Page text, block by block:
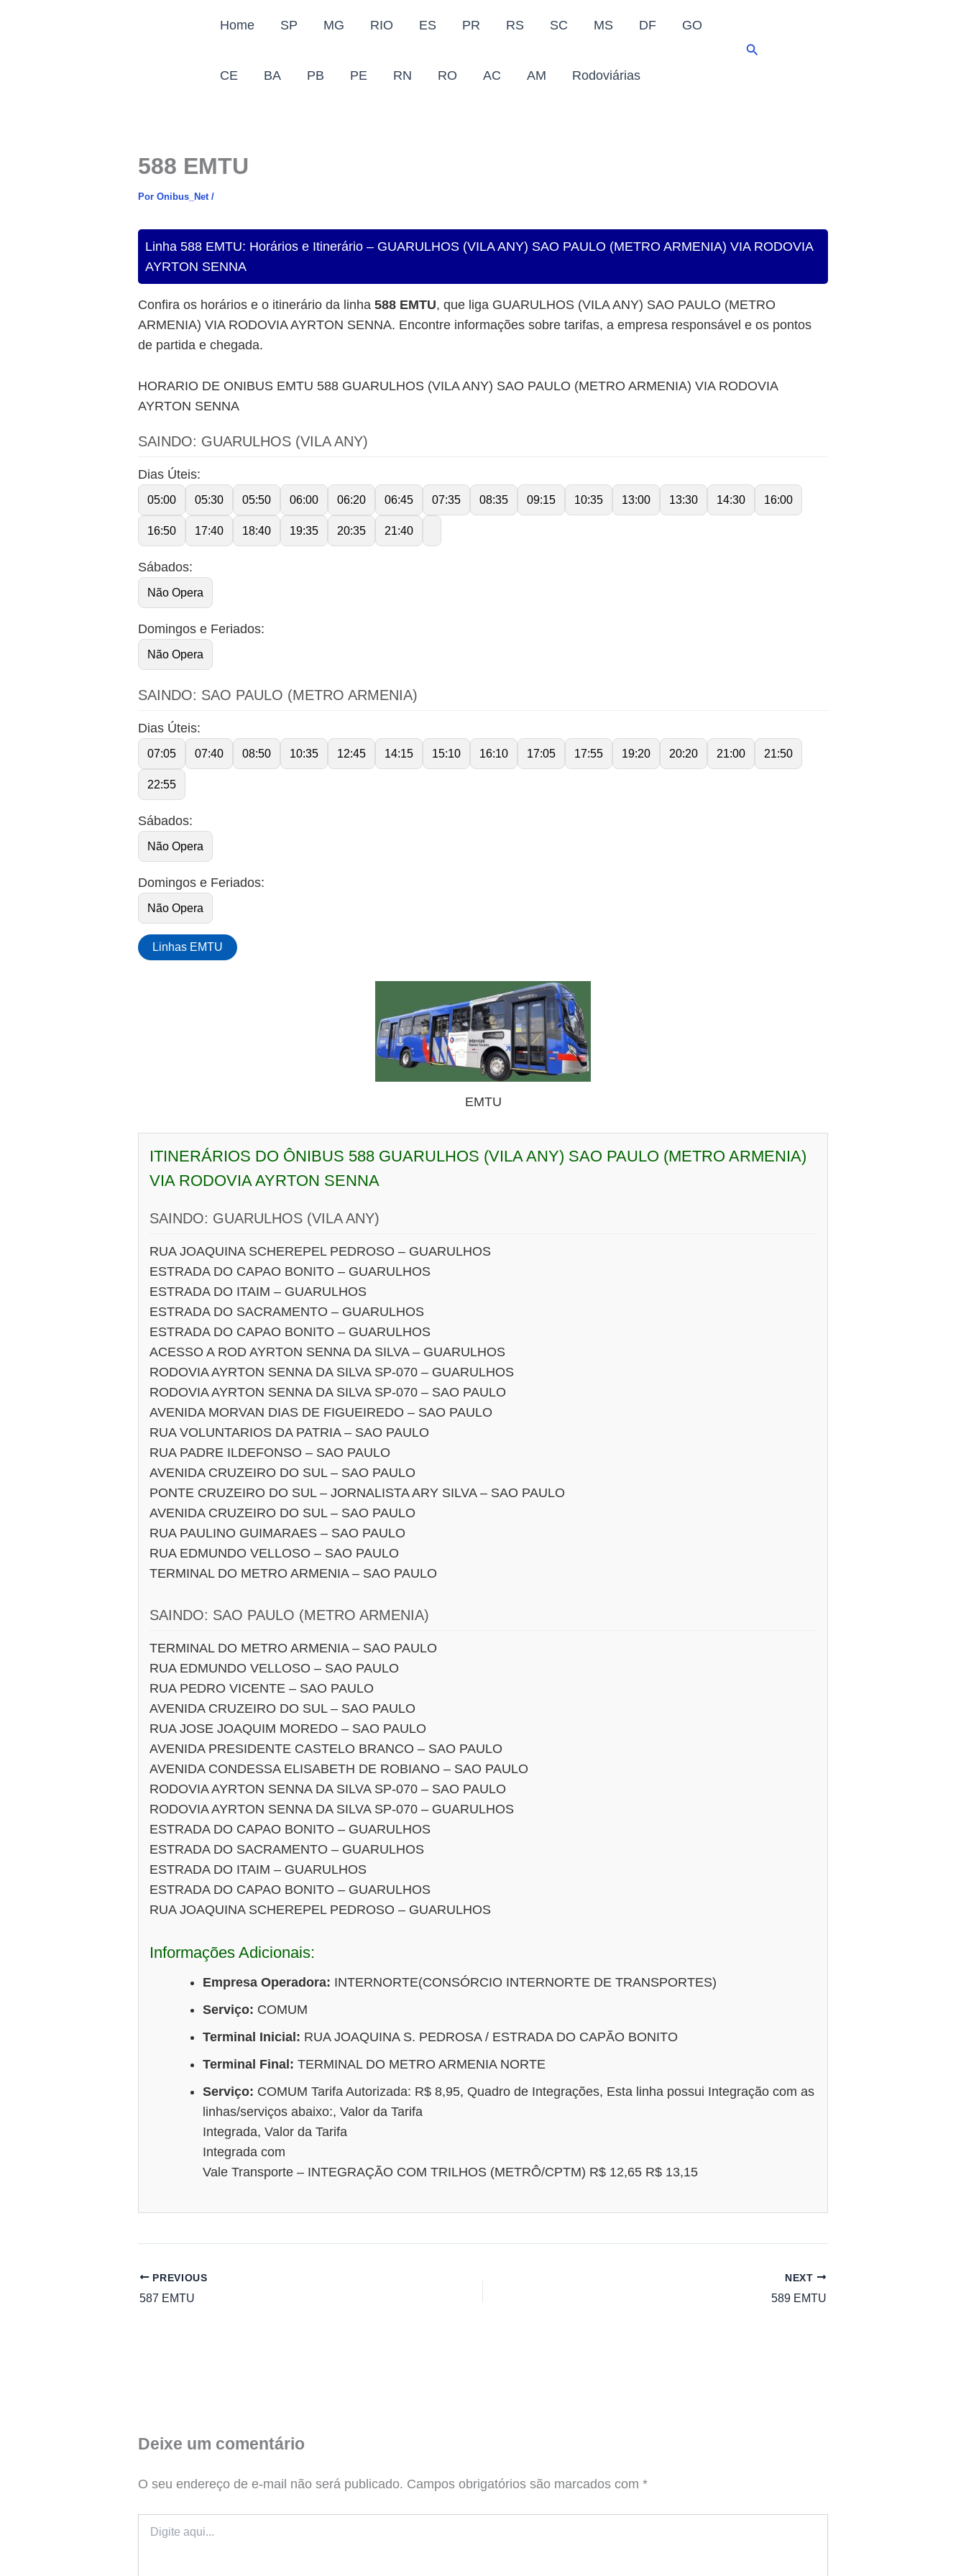
Home SP MG RIO ES PR RS SC MS DF GO
CE BA PB PE RN RO AC AM Rodoviárias
Pesquisar
588 EMTU
Por Onibus_Net /
Linha 588 EMTU: Horários e Itinerário – GUARULHOS (VILA ANY) SAO PAULO (METRO ARMENIA) VIA RODOVIA
AYRTON SENNA
Confira os horários e o itinerário da linha 588 EMTU, que liga GUARULHOS (VILA ANY) SAO PAULO (METRO
ARMENIA) VIA RODOVIA AYRTON SENNA. Encontre informações sobre tarifas, a empresa responsável e os pontos
de partida e chegada.
HORARIO DE ONIBUS EMTU 588 GUARULHOS (VILA ANY) SAO PAULO (METRO ARMENIA) VIA RODOVIA
AYRTON SENNA
SAINDO: GUARULHOS (VILA ANY)
Dias Úteis:
05:00 05:30 05:50 06:00 06:20 06:45 07:35 08:35 09:15 10:35 13:00 13:30 14:30 16:00
16:50 17:40 18:40 19:35 20:35 21:40
Sábados:
Não Opera
Domingos e Feriados:
Não Opera
SAINDO: SAO PAULO (METRO ARMENIA)
Dias Úteis:
07:05 07:40 08:50 10:35 12:45 14:15 15:10 16:10 17:05 17:55 19:20 20:20 21:00 21:50
22:55
Sábados:
Não Opera
Domingos e Feriados:
Não Opera
Linhas EMTU
EMTU
ITINERÁRIOS DO ÔNIBUS 588 GUARULHOS (VILA ANY) SAO PAULO (METRO ARMENIA)
VIA RODOVIA AYRTON SENNA
SAINDO: GUARULHOS (VILA ANY)
RUA JOAQUINA SCHEREPEL PEDROSO – GUARULHOS
ESTRADA DO CAPAO BONITO – GUARULHOS
ESTRADA DO ITAIM – GUARULHOS
ESTRADA DO SACRAMENTO – GUARULHOS
ESTRADA DO CAPAO BONITO – GUARULHOS
ACESSO A ROD AYRTON SENNA DA SILVA – GUARULHOS
RODOVIA AYRTON SENNA DA SILVA SP-070 – GUARULHOS
RODOVIA AYRTON SENNA DA SILVA SP-070 – SAO PAULO
AVENIDA MORVAN DIAS DE FIGUEIREDO – SAO PAULO
RUA VOLUNTARIOS DA PATRIA – SAO PAULO
RUA PADRE ILDEFONSO – SAO PAULO
AVENIDA CRUZEIRO DO SUL – SAO PAULO
PONTE CRUZEIRO DO SUL – JORNALISTA ARY SILVA – SAO PAULO
AVENIDA CRUZEIRO DO SUL – SAO PAULO
RUA PAULINO GUIMARAES – SAO PAULO
RUA EDMUNDO VELLOSO – SAO PAULO
TERMINAL DO METRO ARMENIA – SAO PAULO
SAINDO: SAO PAULO (METRO ARMENIA)
TERMINAL DO METRO ARMENIA – SAO PAULO
RUA EDMUNDO VELLOSO – SAO PAULO
RUA PEDRO VICENTE – SAO PAULO
AVENIDA CRUZEIRO DO SUL – SAO PAULO
RUA JOSE JOAQUIM MOREDO – SAO PAULO
AVENIDA PRESIDENTE CASTELO BRANCO – SAO PAULO
AVENIDA CONDESSA ELISABETH DE ROBIANO – SAO PAULO
RODOVIA AYRTON SENNA DA SILVA SP-070 – SAO PAULO
RODOVIA AYRTON SENNA DA SILVA SP-070 – GUARULHOS
ESTRADA DO CAPAO BONITO – GUARULHOS
ESTRADA DO SACRAMENTO – GUARULHOS
ESTRADA DO ITAIM – GUARULHOS
ESTRADA DO CAPAO BONITO – GUARULHOS
RUA JOAQUINA SCHEREPEL PEDROSO – GUARULHOS
Informações Adicionais:
Empresa Operadora: INTERNORTE(CONSÓRCIO INTERNORTE DE TRANSPORTES)
Serviço: COMUM
Terminal Inicial: RUA JOAQUINA S. PEDROSA / ESTRADA DO CAPÃO BONITO
Terminal Final: TERMINAL DO METRO ARMENIA NORTE
Serviço: COMUM Tarifa Autorizada: R$ 8,95, Quadro de Integrações, Esta linha possui Integração com as
linhas/serviços abaixo:, Valor da Tarifa
Integrada, Valor da Tarifa
Integrada com
Vale Transporte – INTEGRAÇÃO COM TRILHOS (METRÔ/CPTM) R$ 12,65 R$ 13,15
PREVIOUS
587 EMTU
NEXT
589 EMTU
Deixe um comentário
O seu endereço de e-mail não será publicado. Campos obrigatórios são marcados com *
aqui...